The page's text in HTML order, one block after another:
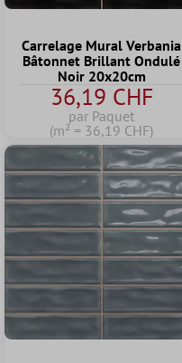
Carrelage Mural Verbania
Bâtonnet Brillant Ondulé
Noir 20x20cm
36,19 CHF
par Paquet
(m² = 36,19 CHF)